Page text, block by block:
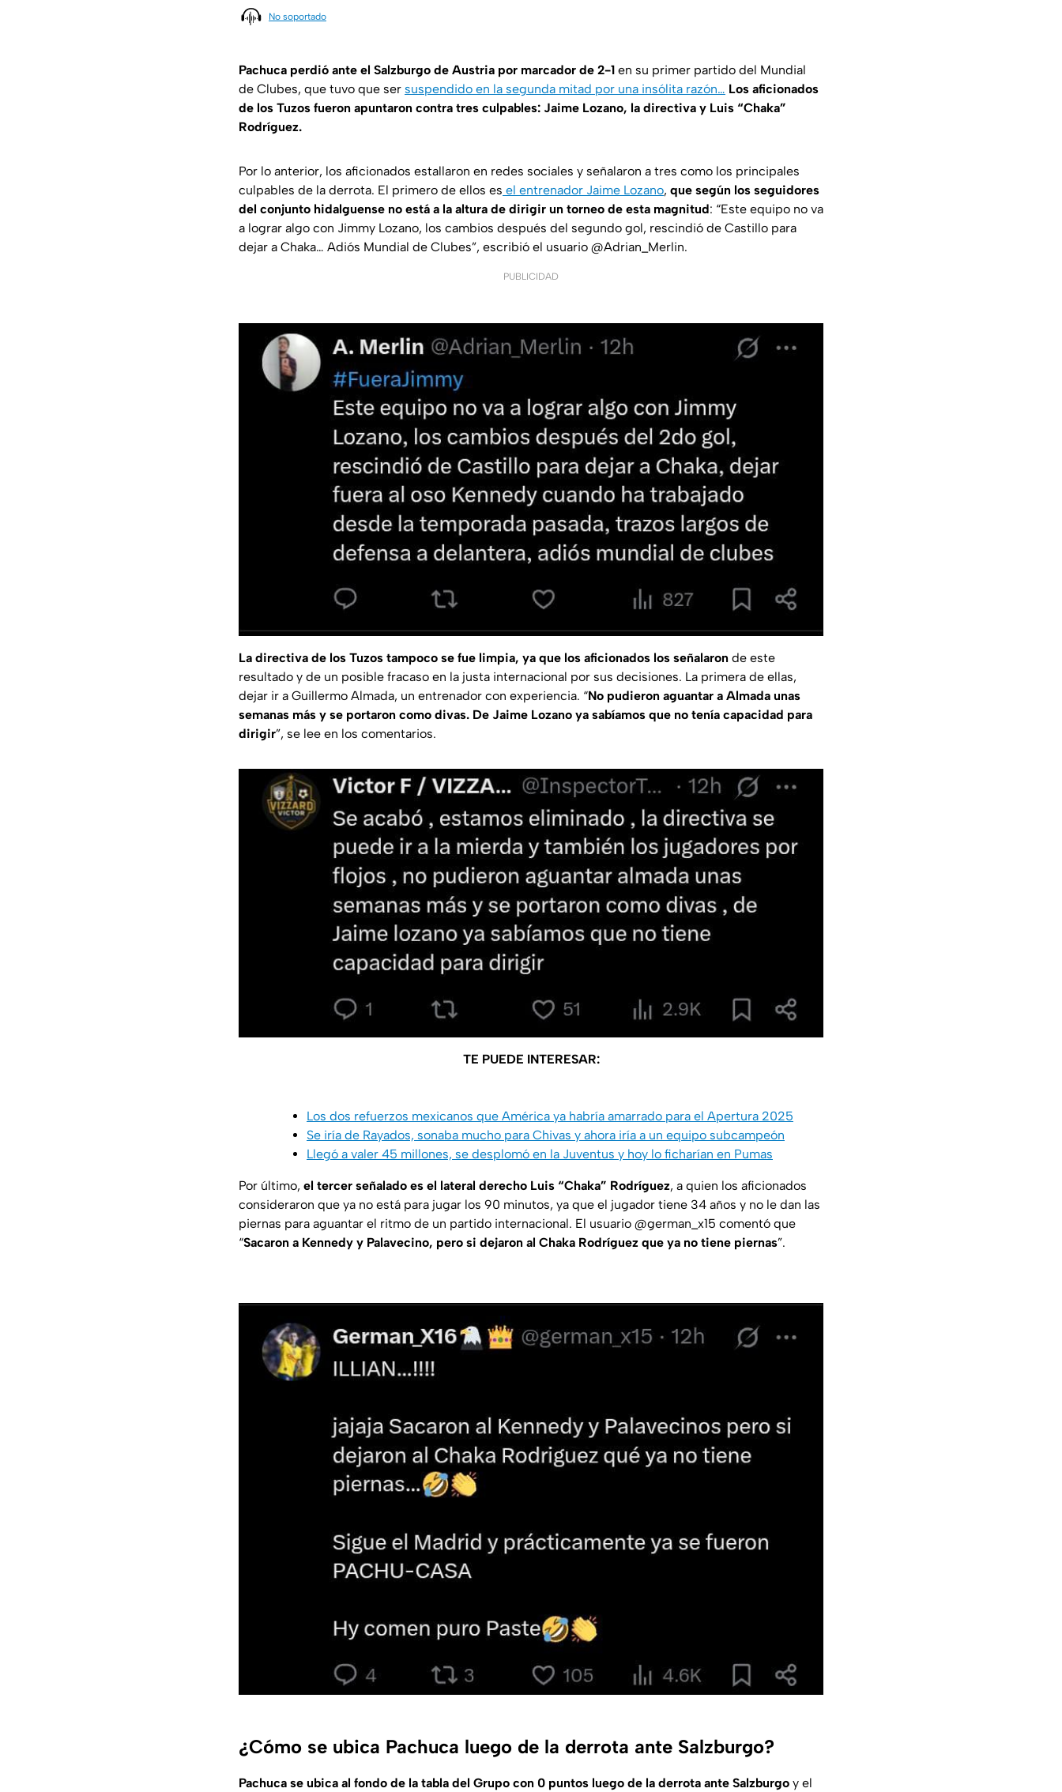
No soportado
Pachuca perdió ante el Salzburgo de Austria por marcador de 2-1 en su primer partido del Mundial
de Clubes, que tuvo que ser suspendido en la segunda mitad por una insólita razón… Los aficionados
de los Tuzos fueron apuntaron contra tres culpables: Jaime Lozano, la directiva y Luis “Chaka”
Rodríguez.
Por lo anterior, los aficionados estallaron en redes sociales y señalaron a tres como los principales
culpables de la derrota. El primero de ellos es el entrenador Jaime Lozano, que según los seguidores
del conjunto hidalguense no está a la altura de dirigir un torneo de esta magnitud: “Este equipo no va
a lograr algo con Jimmy Lozano, los cambios después del segundo gol, rescindió de Castillo para
dejar a Chaka… Adiós Mundial de Clubes”, escribió el usuario @Adrian_Merlin.
PUBLICIDAD
La directiva de los Tuzos tampoco se fue limpia, ya que los aficionados los señalaron de este
resultado y de un posible fracaso en la justa internacional por sus decisiones. La primera de ellas,
dejar ir a Guillermo Almada, un entrenador con experiencia. “No pudieron aguantar a Almada unas
semanas más y se portaron como divas. De Jaime Lozano ya sabíamos que no tenía capacidad para
dirigir”, se lee en los comentarios.
TE PUEDE INTERESAR:
Los dos refuerzos mexicanos que América ya habría amarrado para el Apertura 2025
Se iría de Rayados, sonaba mucho para Chivas y ahora iría a un equipo subcampeón
Llegó a valer 45 millones, se desplomó en la Juventus y hoy lo ficharían en Pumas
Por último, el tercer señalado es el lateral derecho Luis “Chaka” Rodríguez, a quien los aficionados
consideraron que ya no está para jugar los 90 minutos, ya que el jugador tiene 34 años y no le dan las
piernas para aguantar el ritmo de un partido internacional. El usuario @german_x15 comentó que
“Sacaron a Kennedy y Palavecino, pero si dejaron al Chaka Rodríguez que ya no tiene piernas”.
¿Cómo se ubica Pachuca luego de la derrota ante Salzburgo?
Pachuca se ubica al fondo de la tabla del Grupo con 0 puntos luego de la derrota ante Salzburgo y el